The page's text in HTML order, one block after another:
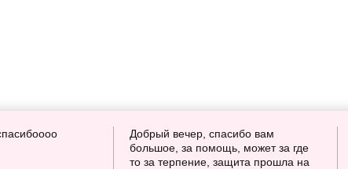
Добрый вечер, спасибо вам
большое, за помощь, может за где
то за терпение, защита прошла на